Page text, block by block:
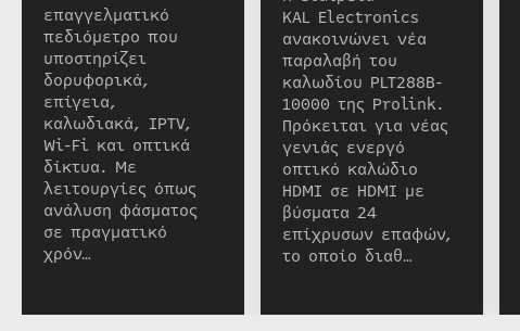
επαγγελματικό
πεδιόμετρο που
υποστηρίζει
δορυφορικά,
επίγεια,
καλωδιακά, IPTV,
Wi-Fi και οπτικά
δίκτυα. Με
λειτουργίες όπως
ανάλυση φάσματος
σε πραγματικό
χρόν…
KAL Electronics
ανακοινώνει νέα
παραλαβή του
καλωδίου PLT288B-
10000 της Prolink.
Πρόκειται για νέας
γενιάς ενεργό
οπτικό καλώδιο
HDMI σε HDMI με
βύσματα 24
επίχρυσων επαφών,
το οποίο διαθ…